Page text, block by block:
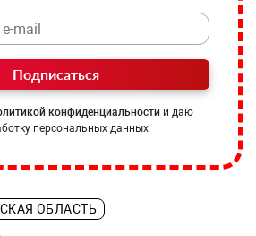
Подписаться
конфиденциальности и даю
персональных данных
ОБЛАСТЬ